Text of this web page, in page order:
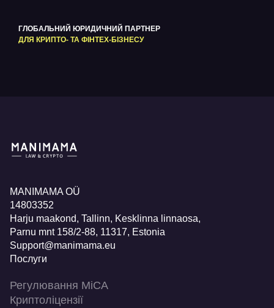
ГЛОБАЛЬНИЙ ЮРИДИЧНИЙ ПАРТНЕР
ДЛЯ КРИПТО- ТА ФІНТЕХ-БІЗНЕСУ
MANIMAMA OÜ
14803352
Harju maakond, Tallinn, Kesklinna linnaosa,
Pаrnu mnt 158/2-88, 11317, Estonia
Support@manimama.eu
Послуги
Регулювання MiCA
Криптоліцензії